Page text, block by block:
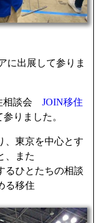
出展して参りま
相談会 JOIN移住
りました。
、東京を中心とす
、また
るひとたちの相談
る移住